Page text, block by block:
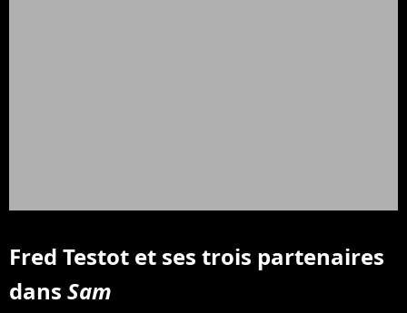
Fred Testot et ses trois partenaires
dans Sam